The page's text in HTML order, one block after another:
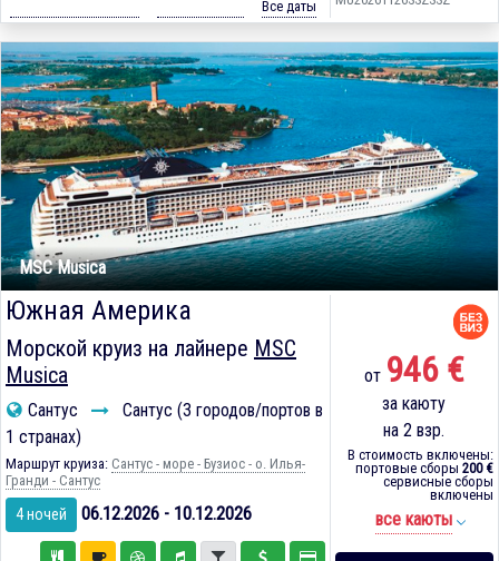
Все даты
MSC Musica
Южная Америка
Морской круиз на лайнере MSC
Musica
Сантус
Сантус (3 городов/портов в
1 странах)
Маршрут круиза: Сантус - море - Бузиос - о. Илья-
Гранди - Сантус
4 ночей 06.12.2026 - 10.12.2026
от 946 €
за каюту
на 2 взр.
В стоимость включены:
портовые сборы 200 €
сервисные сборы
включены
все каюты